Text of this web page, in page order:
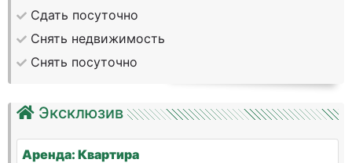
Сдать посуточно
Снять недвижимость
Снять посуточно
Эксклюзив
Аренда: Квартира